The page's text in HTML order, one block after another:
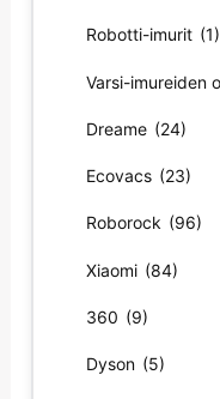
Robotti-imurit (1)
Varsi-imureiden
Dreame (24)
Ecovacs (23)
Roborock (96)
Xiaomi (84)
360 (9)
Dyson (5)